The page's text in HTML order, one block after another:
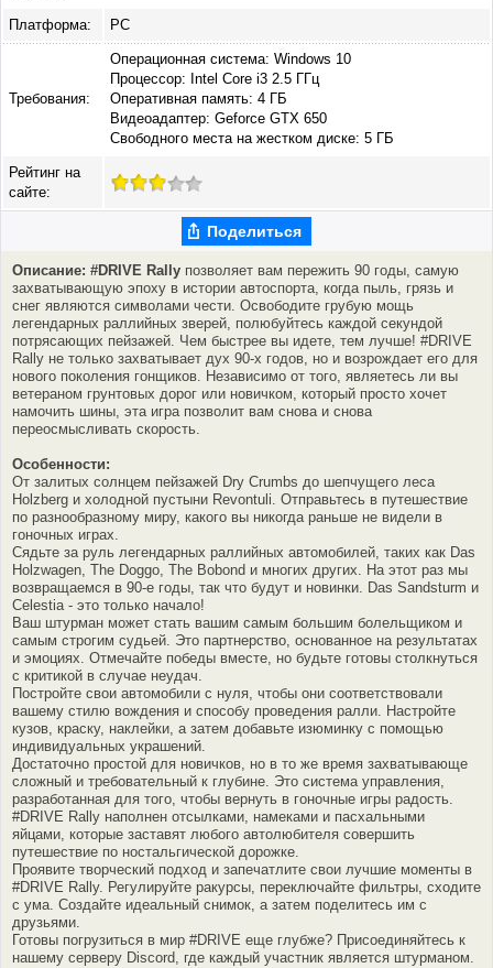
Платформа: PC
Требования:
Операционная система: Windows 10
Процессор: Intel Core i3 2.5 ГГц
Оперативная память: 4 ГБ
Видеоадаптер: Geforce GTX 650
Свободного места на жестком диске: 5 ГБ
Рейтинг на
сайте:
Поделиться
Описание: #DRIVE Rally позволяет вам пережить 90 годы, самую
захватывающую эпоху в истории автоспорта, когда пыль, грязь и
снег являются символами чести. Освободите грубую мощь
легендарных раллийных зверей, полюбуйтесь каждой секундой
потрясающих пейзажей. Чем быстрее вы идете, тем лучше! #DRIVE
Rally не только захватывает дух 90-х годов, но и возрождает его для
нового поколения гонщиков. Независимо от того, являетесь ли вы
ветераном грунтовых дорог или новичком, который просто хочет
намочить шины, эта игра позволит вам снова и снова
переосмысливать скорость.
Особенности:
От залитых солнцем пейзажей Dry Crumbs до шепчущего леса
Holzberg и холодной пустыни Revontuli. Отправьтесь в путешествие
по разнообразному миру, какого вы никогда раньше не видели в
гоночных играх.
Сядьте за руль легендарных раллийных автомобилей, таких как Das
Holzwagen, The Doggo, The Bobond и многих других. На этот раз мы
возвращаемся в 90-е годы, так что будут и новинки. Das Sandsturm и
Celestia - это только начало!
Ваш штурман может стать вашим самым большим болельщиком и
самым строгим судьей. Это партнерство, основанное на результатах
и эмоциях. Отмечайте победы вместе, но будьте готовы столкнуться
с критикой в случае неудач.
Постройте свои автомобили с нуля, чтобы они соответствовали
вашему стилю вождения и способу проведения ралли. Настройте
кузов, краску, наклейки, а затем добавьте изюминку с помощью
индивидуальных украшений.
Достаточно простой для новичков, но в то же время захватывающе
сложный и требовательный к глубине. Это система управления,
разработанная для того, чтобы вернуть в гоночные игры радость.
#DRIVE Rally наполнен отсылками, намеками и пасхальными
яйцами, которые заставят любого автолюбителя совершить
путешествие по ностальгической дорожке.
Проявите творческий подход и запечатлите свои лучшие моменты в
#DRIVE Rally. Регулируйте ракурсы, переключайте фильтры, сходите
с ума. Создайте идеальный снимок, а затем поделитесь им с
друзьями.
Готовы погрузиться в мир #DRIVE еще глубже? Присоединяйтесь к
нашему серверу Discord, где каждый участник является штурманом.